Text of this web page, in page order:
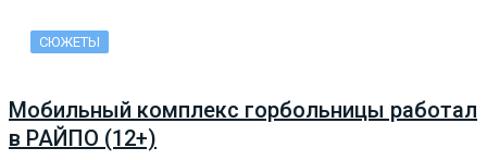
СЮЖЕТЫ
Мобильный комплекс горбольницы работал
в РАЙПО (12+)